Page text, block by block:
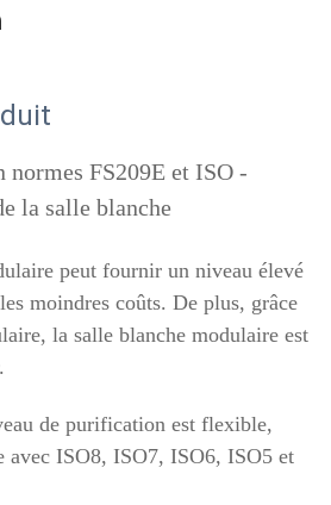
normes FS209E et ISO -
la salle blanche
peut fournir un niveau élevé
moindres coûts. De plus, grâce
la salle blanche modulaire est
de purification est flexible,
avec ISO8, ISO7, ISO6, ISO5 et